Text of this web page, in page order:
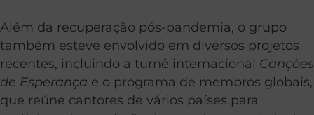
Além da recuperação pós-pandemia, o grupo
também esteve envolvido em diversos projetos
recentes, incluindo a turnê internacional Canções
de Esperança e o programa de membros globais,
que reúne cantores de vários países para